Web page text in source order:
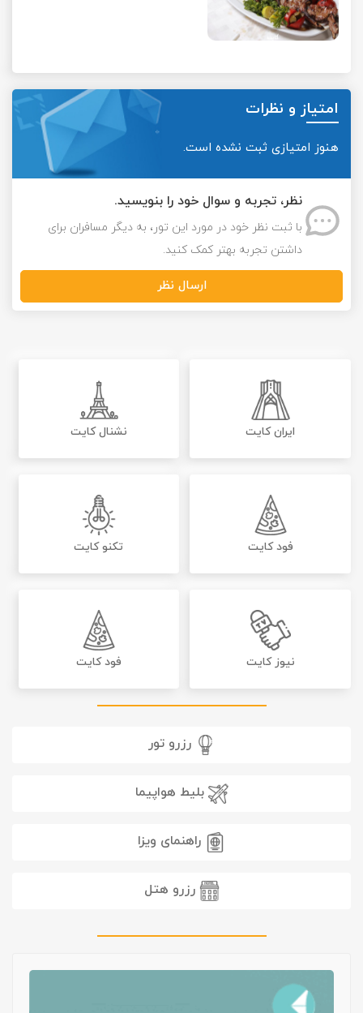
امتیاز و نظرات
هنوز امتیازی ثبت نشده است.
نظر، تجربه و سوال خود را بنویسید.
با ثبت نظر خود در مورد این تور، به دیگر مسافران برای
داشتن تجربه بهتر کمک کنید.
ارسال نظر
ایران کایت نشنال کایت
فود کایت تکنو کایت
نیوز کایت فود کایت
رزرو تور
بلیط هواپیما
راهنمای ویزا
رزرو هتل